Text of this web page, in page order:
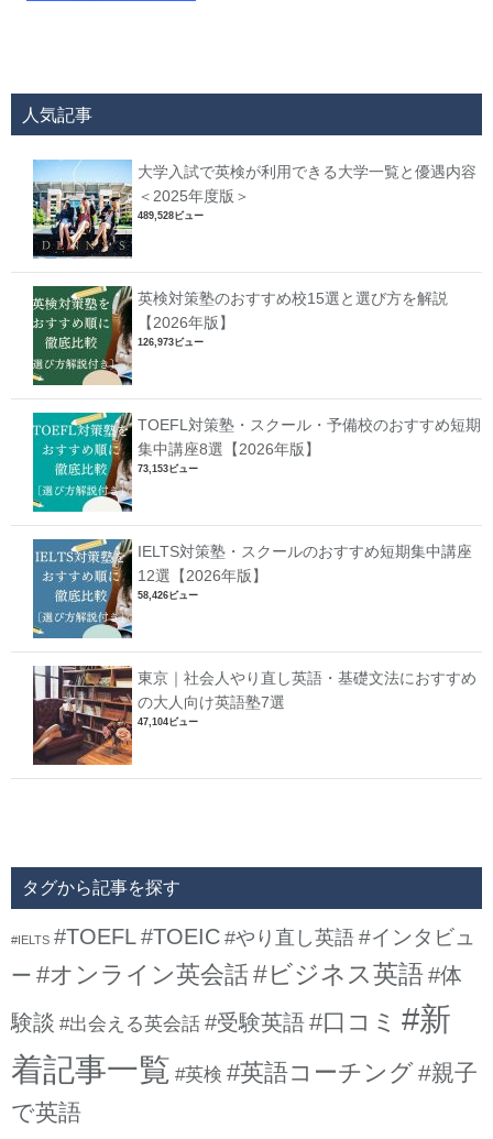
人気記事
大学入試で英検が利用できる大学一覧と優遇内容
＜2025年度版＞
489,528ビュー
英検対策塾のおすすめ校15選と選び方を解説
【2026年版】
126,973ビュー
TOEFL対策塾・スクール・予備校のおすすめ短期
集中講座8選【2026年版】
73,153ビュー
IELTS対策塾・スクールのおすすめ短期集中講座
12選【2026年版】
58,426ビュー
東京｜社会人やり直し英語・基礎文法におすすめ
の大人向け英語塾7選
47,104ビュー
タグから記事を探す
#IELTS #TOEFL#TOEIC #やり直し英語 #インタビュ
ー #オンライン英会話 #ビジネス英語#体
験談 #出会える英会話 #受験英語#口コミ #新
着記事一覧 #英検 #英語コーチング#親子
で英語